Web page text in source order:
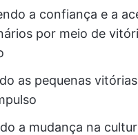
a confiança e a
por meio de
as pequenas
a mudança na